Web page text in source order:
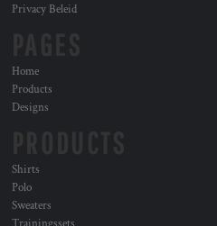
Privacy Beleid
Home
Products
Designs
Shirts
Polo
Sweaters